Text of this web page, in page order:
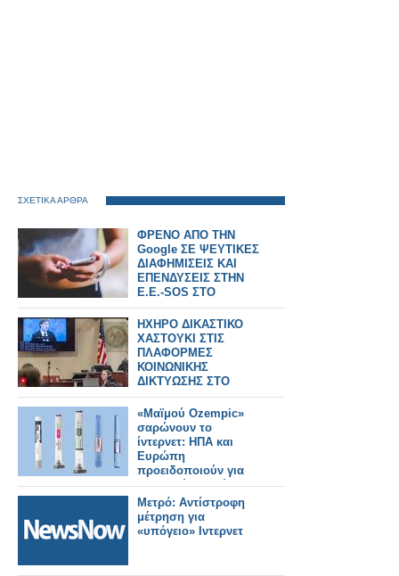
ΣΧΕΤΙΚΑ ΑΡΘΡΑ
ΦΡΕΝΟ ΑΠΟ ΤΗΝ
Google ΣΕ ΨΕΥΤΙΚΕΣ
ΔΙΑΦΗΜΙΣΕΙΣ ΚΑΙ
ΕΠΕΝΔΥΣΕΙΣ ΣΤΗΝ
Ε.Ε.-SOS ΣΤΟ
ΙΝΤΕΡΝΕΤ
ΗΧΗΡΟ ΔΙΚΑΣΤΙΚΟ
ΧΑΣΤΟΥΚΙ ΣΤΙΣ
ΠΛΑΦΟΡΜΕΣ
ΚΟΙΝΩΝΙΚΗΣ
ΔΙΚΤΥΩΣΗΣ ΣΤΟ
ΙΝΤΕΡΝΕΤ
«Μαϊμού Ozempic»
σαρώνουν το
ίντερνετ: ΗΠΑ και
Ευρώπη
προειδοποιούν για
σοβαρούς κινδύνους
Μετρό: Αντίστροφη
μέτρηση για
«υπόγειο» Ιντερνετ